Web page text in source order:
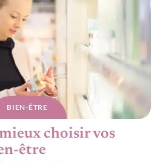
BIEN-ÊTRE
choisir vos
être